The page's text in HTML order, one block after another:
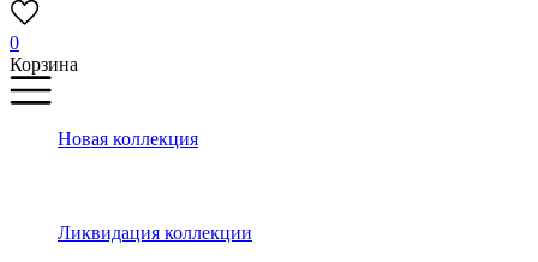
0
Корзина
Новая коллекция
Ликвидация коллекции